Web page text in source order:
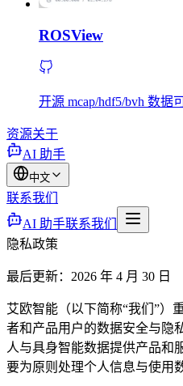
ROSView
开源 mcap/hdf5/bvh 数据
资源关于
AI 助手
中文
联系我们
AI 助手联系我们
隐私政策
最后更新：2026 年 4 月 30 日
艾欧智能（以下简称“我们”）
者和产品用户的数据安全与隐
人与具身智能数据提供产品和
要为原则处理个人信息与使用